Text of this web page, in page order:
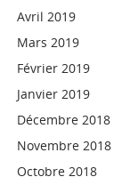
Avril 2019
Mars 2019
Février 2019
Janvier 2019
Décembre 2018
Novembre 2018
Octobre 2018